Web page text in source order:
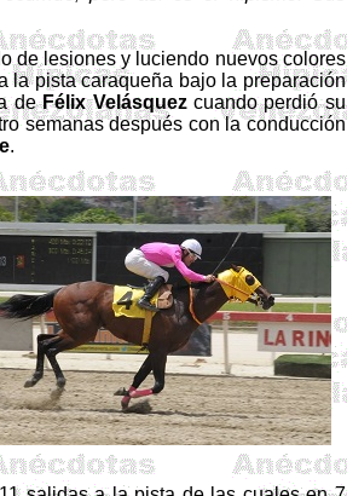
de lesiones y luciendo nuevos colores
la pista caraqueña bajo la preparación
deFélix Velásquezcuando perdió su
semanas después con la conducción
.